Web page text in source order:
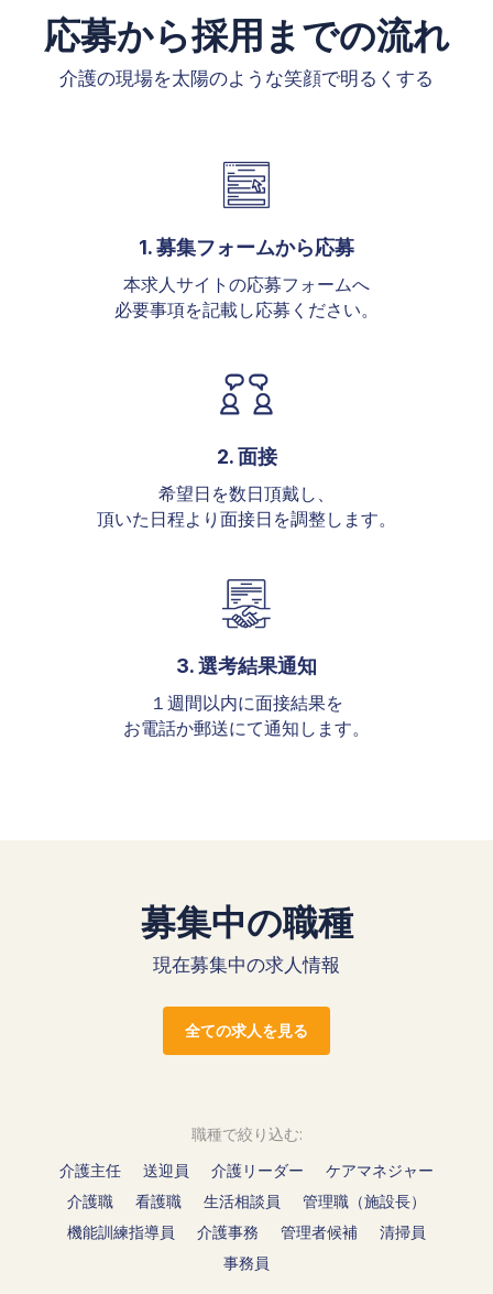
応募から採用までの流れ
介護の現場を太陽のような笑顔で明るくする
1. 募集フォームから応募
本求人サイトの応募フォームへ
必要事項を記載し応募ください。
2. 面接
希望日を数日頂戴し、
頂いた日程より面接日を調整します。
3. 選考結果通知
１週間以内に面接結果を
お電話か郵送にて通知します。
募集中の職種
現在募集中の求人情報
全ての求人を見る
職種で絞り込む:
介護主任
送迎員 介護リーダー
ケアマネジャー
介護職
看護職 生活相談員
管理職（施設長）
機能訓練指導員
介護事務 管理者候補
清掃員
事務員